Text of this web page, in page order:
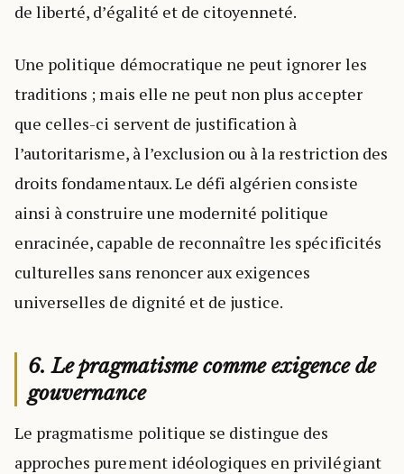
de liberté, d’égalité et de citoyenneté.
Une politique démocratique ne peut ignorer les
traditions ; mais elle ne peut non plus accepter
que celles-ci servent de justification à
l’autoritarisme, à l’exclusion ou à la restriction des
droits fondamentaux. Le défi algérien consiste
ainsi à construire une modernité politique
enracinée, capable de reconnaître les spécificités
culturelles sans renoncer aux exigences
universelles de dignité et de justice.
6. Le pragmatisme comme exigence de
gouvernance
Le pragmatisme politique se distingue des
approches purement idéologiques en privilégiant